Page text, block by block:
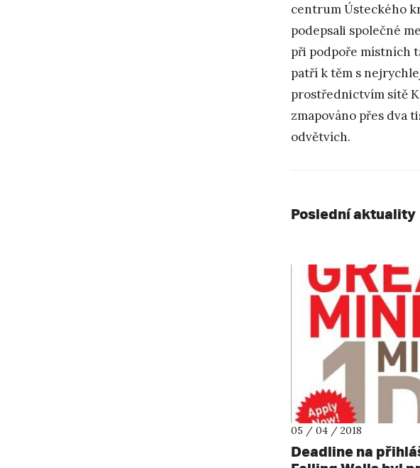
centrum Ústeckého
podepsali společné
při podpoře místních
patří k těm s
prostřednictvím sítě
zmapováno přes dva
odvětvích.
Poslední aktuality
05 / 04 / 2018
Deadline na